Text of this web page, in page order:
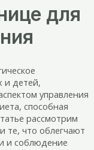
для
и детей,
управления
способная
рассмотрим
те, что облегчают
и соблюдение